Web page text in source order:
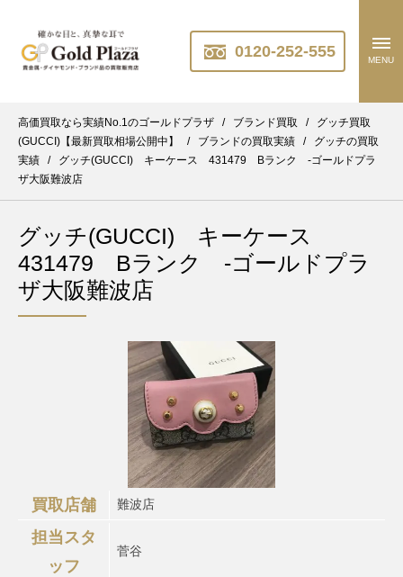
0120-252-555 MENU
高価買取なら実績No.1のゴールドプラザ / ブランド買取 /
グッチ買取
(GUCCI)【最新買取相場公開中】
/ ブランドの買取実績 /
グッチの買取
実績
/
グッチ(GUCCI) キーケース 431479 Bランク -ゴールドプラ
ザ大阪難波店
グッチ(GUCCI) キーケース
431479 Bランク -ゴールドプラ
ザ大阪難波店
買取店舗 難波店
担当スタ
ッフ
菅谷